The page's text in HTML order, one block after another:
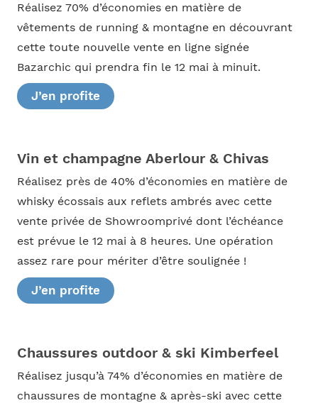
Réalisez 70% d’économies en matière de
vêtements de running & montagne en découvrant
cette toute nouvelle vente en ligne signée
Bazarchic qui prendra fin le 12 mai à minuit.
J’en profite
Vin et champagne Aberlour & Chivas
Réalisez près de 40% d’économies en matière de
whisky écossais aux reflets ambrés avec cette
vente privée de Showroomprivé dont l’échéance
est prévue le 12 mai à 8 heures. Une opération
assez rare pour mériter d’être soulignée !
J’en profite
Chaussures outdoor & ski Kimberfeel
Réalisez jusqu’à 74% d’économies en matière de
chaussures de montagne & après-ski avec cette